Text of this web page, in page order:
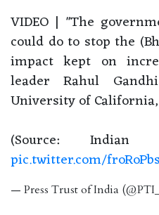
VIDEO | "The
could do to stop the
impact kept on
leader Rahul
University of
(Source: Indian
pic.twitter.com/
— Press Trust of India